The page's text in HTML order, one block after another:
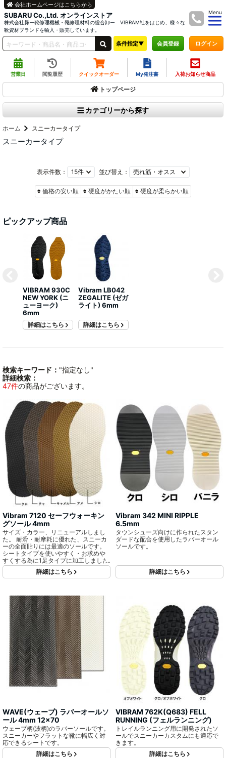
SUBARU Co.,Ltd. オンラインストア
株式会社昴ー靴修理機械・靴修理材料の総合卸ー VIBRAM社をはじめ、様々な
靴資材ブランドを輸入・販売しています。
Menu
会社ホームページはこちらから
条件指定▼ 会員登録 ログイン
営業日 閲覧履歴 クイックオーダー My発注書 入荷お知らせ商品
トップページ
カテゴリーから探す
ホーム スニーカータイプ
スニーカータイプ
表示件数： 並び替え：
価格の安い順 硬度がかたい順 硬度が柔らかい順
ピックアップ商品
VIBRAM 930C
NEW YORK (ニ
ューヨーク)
6mm
詳細はこちら
Vibram LB042
ZEGALITE (ゼガ
ライト) 6mm
詳細はこちら
検索キーワード： "指定なし"
詳細検索：
47件の商品がございます。
Vibram 7120 セーフウォーキン
グソール 4mm
サイズ・カラー、リニューアルしまし
た。 耐滑・耐摩耗に優れた、スニーカ
ーの全面貼りには最適のソールです。
シートタイプを使いやすく・お求めや
すくする為に1足タイプに加工しました!
詳細はこちら
Vibram 342 MINI RIPPLE
6.5mm
タウンシューズ向けに作られたスタン
ダードな配合を使用したラバーオール
ソールです。
詳細はこちら
WAVE(ウェーブ) ラバーオールソ
ール 4mm 12x70
ウェーブ柄(波柄)のラバーソールです。
スニーカーやフラットな靴に幅広く対
応できるシートです。
詳細はこちら
VIBRAM 762K(Q683) FELL
RUNNING (フェルランニング)
トレイルランニング用に開発されたソ
ールでスニーカーカスタムにも適応で
きます。
詳細はこちら